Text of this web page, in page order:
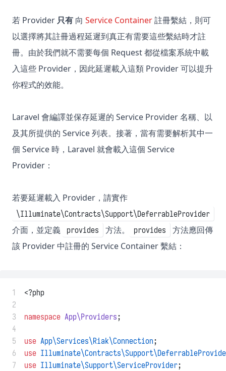
若 Provider 只有 向 Service Container註冊繫結，則可
以選擇將其註冊過程延遲到真正有需要這些繫結時才註
冊。由於我們就不需要每個 Request 都從檔案系統中載
入這些 Provider，因此延遲載入這類 Provider 可以提升
你程式的效能。
Laravel 會編譯並保存延遲的 Service Provider 名稱、以
及其所提供的 Service 列表。接著，當有需要解析其中一
個 Service 時，Laravel 就會載入這個 Service
Provider：
若要延遲載入 Provider，請實作
\Illuminate\Contracts\Support\DeferrableProvider
介面，並定義 provides 方法。 provides
方法應回傳
該 Provider 中註冊的 Service Container 繫結：
1
<?php
2
3
namespace App\Providers;
4
5
use App\Services\Riak\Connection;
6
use
7
use Illuminate\Support\ServiceProvider;